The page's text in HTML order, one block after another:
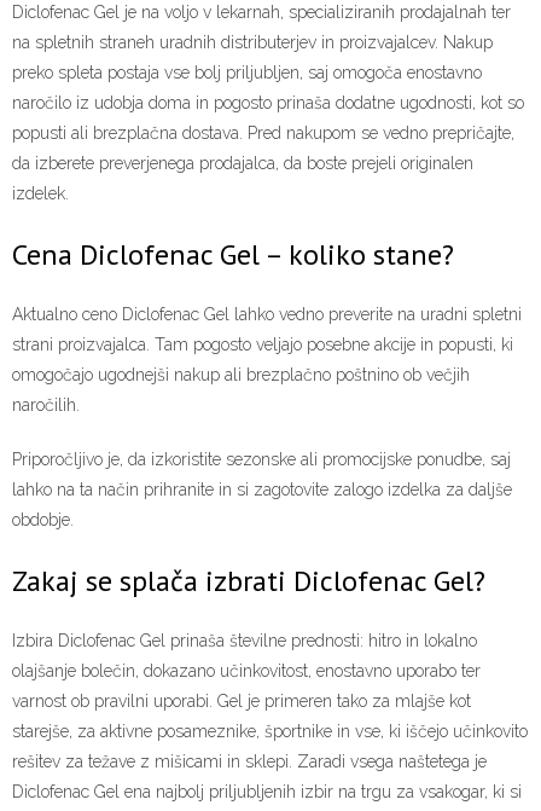
Diclofenac Gel je na voljo v lekarnah, specializiranih prodajalnah ter
na spletnih straneh uradnih distributerjev in proizvajalcev. Nakup
preko spleta postaja vse bolj priljubljen, saj omogoča enostavno
naročilo iz udobja doma in pogosto prinaša dodatne ugodnosti, kot so
popusti ali brezplačna dostava. Pred nakupom se vedno prepričajte,
da izberete preverjenega prodajalca, da boste prejeli originalen
izdelek.
Cena Diclofenac Gel – koliko stane?
Aktualno ceno Diclofenac Gel lahko vedno preverite na uradni spletni
strani proizvajalca. Tam pogosto veljajo posebne akcije in popusti, ki
omogočajo ugodnejši nakup ali brezplačno poštnino ob večjih
naročilih.
Priporočljivo je, da izkoristite sezonske ali promocijske ponudbe, saj
lahko na ta način prihranite in si zagotovite zalogo izdelka za daljše
obdobje.
Zakaj se splača izbrati Diclofenac Gel?
Izbira Diclofenac Gel prinaša številne prednosti: hitro in lokalno
olajšanje bolečin, dokazano učinkovitost, enostavno uporabo ter
varnost ob pravilni uporabi. Gel je primeren tako za mlajše kot
starejše, za aktivne posameznike, športnike in vse, ki iščejo učinkovito
rešitev za težave z mišicami in sklepi. Zaradi vsega naštetega je
Diclofenac Gel ena najbolj priljubljenih izbir na trgu za vsakogar, ki si